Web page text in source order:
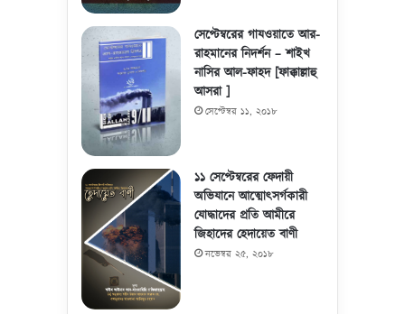
সেপ্টেম্বরের গাযওয়াতে আর-
রাহমানের নিদর্শন – শাইখ
নাসির আল-ফাহদ [ফাক্কাল্লাহু
আসরা ]
সেপ্টেম্বর ১১, ২০১৮
১১ সেপ্টেম্বরের ফেদায়ী
অভিযানে আত্মোৎসর্গকারী
যোদ্ধাদের প্রতি আমীরে
জিহাদের হেদায়েত বাণী
নভেম্বর ২৫, ২০১৮